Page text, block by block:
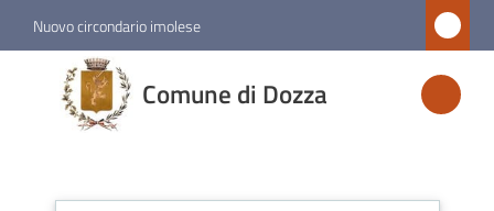
Vai al contenuto
Vai alla navigazione
Vai al footer
Nuovo circondario imolese
Comune di Dozza
Comune
di
Dozza